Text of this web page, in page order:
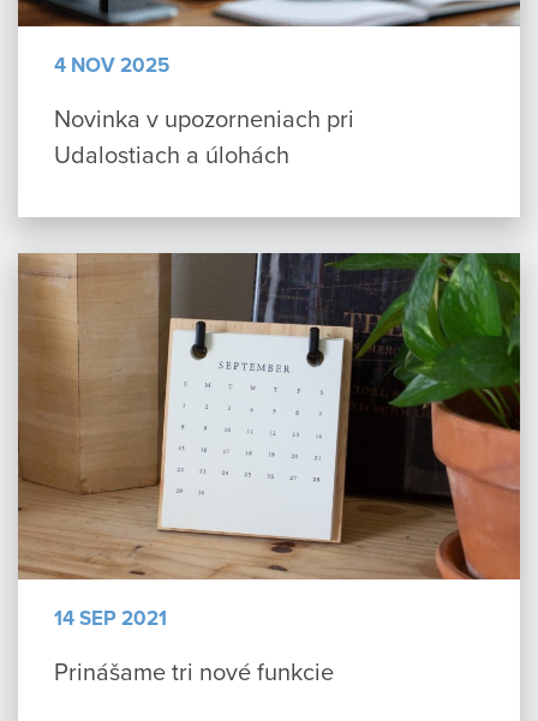
4 NOV 2025
Novinka v upozorneniach pri
Udalostiach a úlohách
14 SEP 2021
Prinášame tri nové funkcie